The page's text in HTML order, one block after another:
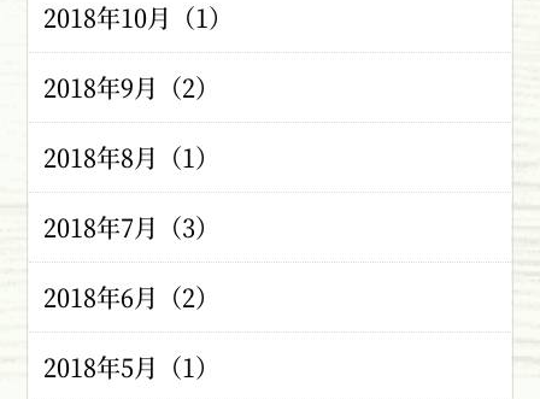
2018年10月（1）
2018年9月（2）
2018年8月（1）
2018年7月（3）
2018年6月（2）
2018年5月（1）